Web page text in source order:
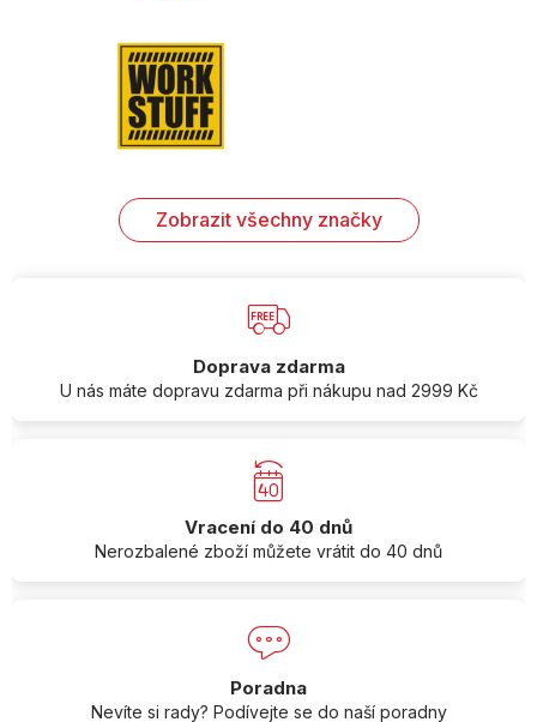
Zobrazit všechny značky
Doprava zdarma
U nás máte dopravu zdarma při nákupu nad 2999 Kč
Vracení do 40 dnů
Nerozbalené zboží můžete vrátit do 40 dnů
Poradna
Nevíte si rady? Podívejte se do naší poradny